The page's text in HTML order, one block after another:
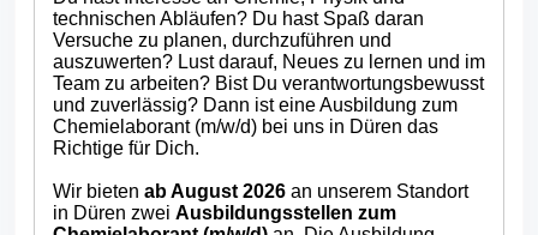
technischen Abläufen? Du hast Spaß daran
Versuche zu planen, durchzuführen und
auszuwerten? Lust darauf, Neues zu lernen und im
Team zu arbeiten? Bist Du verantwortungsbewusst
und zuverlässig? Dann ist eine Ausbildung zum
Chemielaborant (m/w/d) bei uns in Düren das
Richtige für Dich.
Wir bieten ab August 2026 an unserem Standort
in Düren zwei Ausbildungsstellen zum